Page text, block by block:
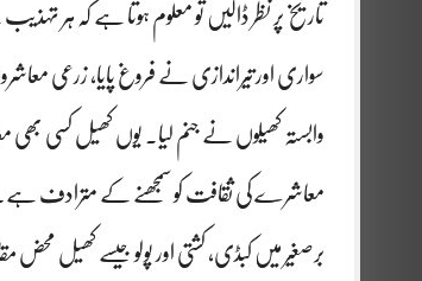
تاریخ پر نظر ڈالیں تو معلوم ہوتا ہے کہ ہر
سواری اور تیراندازی نے فروغ پایا، زرعی
وابستہ کھیلوں نے جنم لیا۔ یوں کھیل کسی
معاشرے کی ثقافت کو سمجھنے کے مترادف ہے۔
برصغیر میں کبڈی، کشتی اور پولو جیسے کھیل